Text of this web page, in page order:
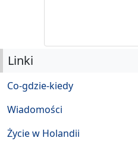
Linki
Co-gdzie-kiedy
Wiadomości
Życie w Holandii